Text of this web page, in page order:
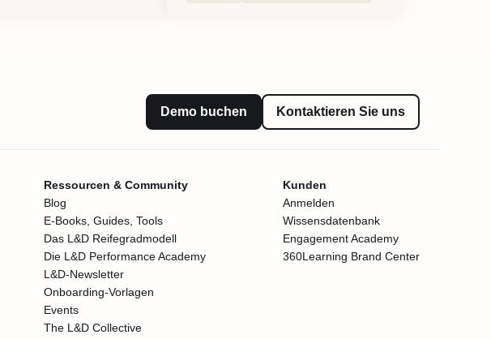
Demo buchen Kontaktieren Sie uns
Ressourcen & Community
Blog
E-Books, Guides, Tools
Das L&D Reifegradmodell
Die L&D Performance Academy
L&D-Newsletter
Onboarding-Vorlagen
Events
The L&D Collective
Kunden
Anmelden
Wissensdatenbank
Engagement Academy
360Learning Brand Center